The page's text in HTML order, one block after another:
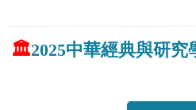
🏛️2025中華經典與研